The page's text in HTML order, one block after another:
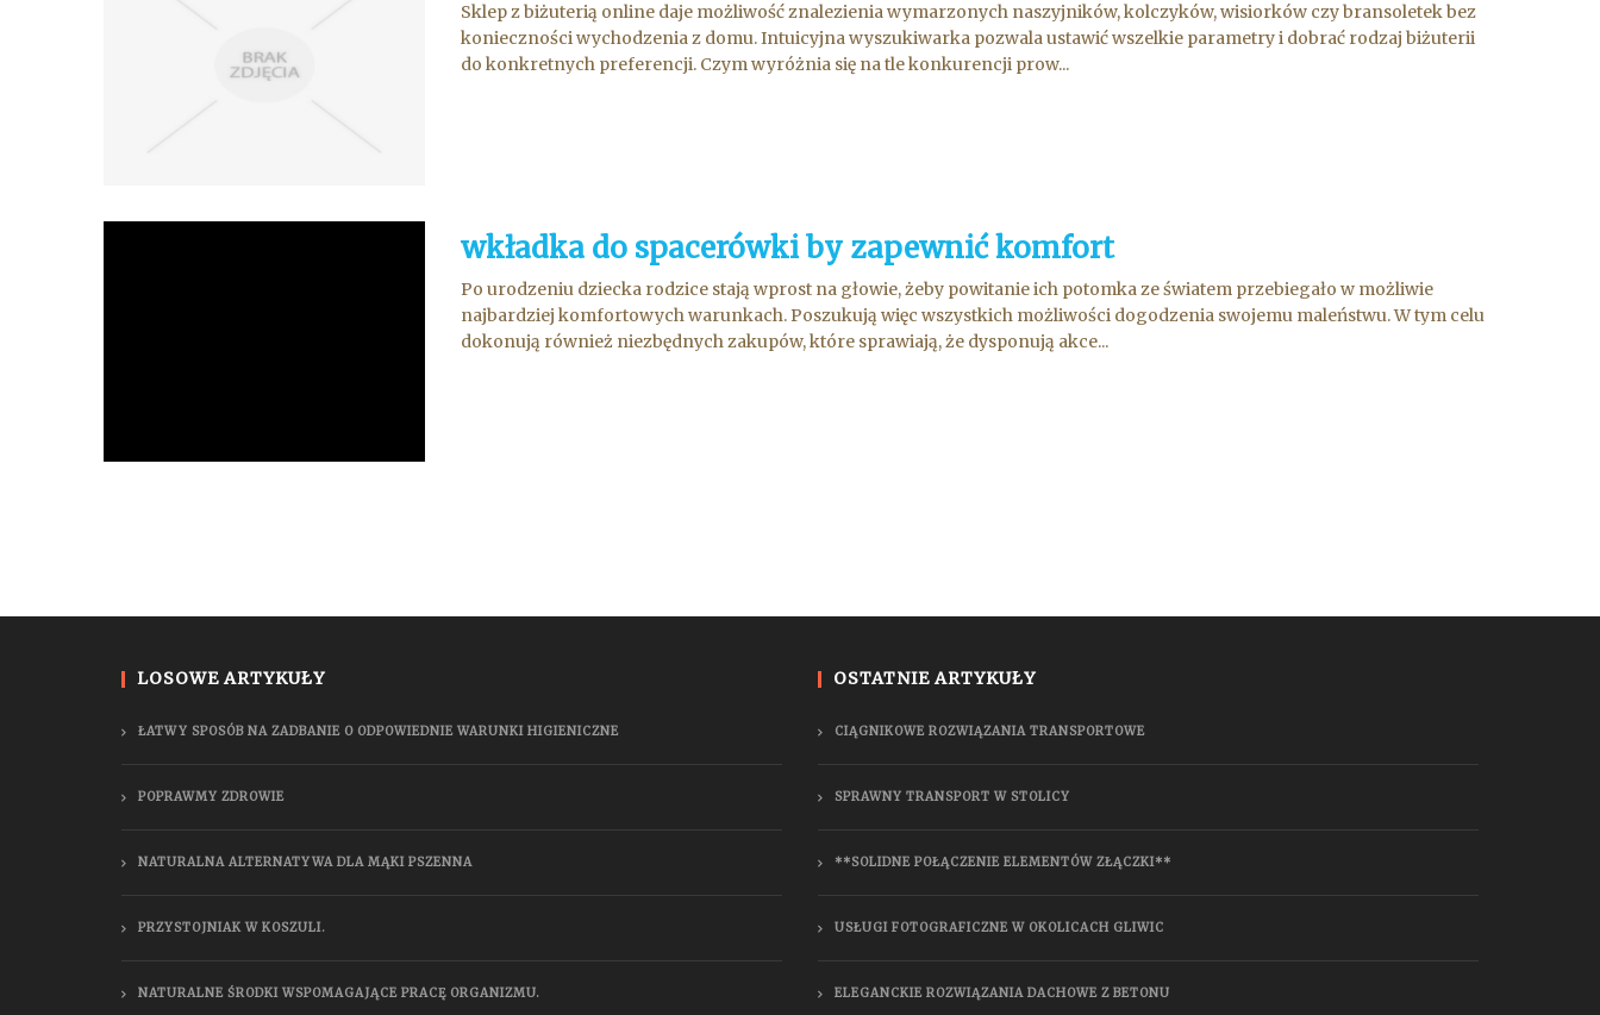
Sklep z biżuterią online daje możliwość znalezienia wymarzonych naszyjników, kolczyków, wisiorków czy bransoletek bez
konieczności wychodzenia z domu. Intuicyjna wyszukiwarka pozwala ustawić wszelkie parametry i dobrać rodzaj biżuterii
do konkretnych preferencji. Czym wyróżnia się na tle konkurencji prow...
wkładka do spacerówki by zapewnić komfort
Po urodzeniu dziecka rodzice stają wprost na głowie, żeby powitanie ich potomka ze światem przebiegało w możliwie
najbardziej komfortowych warunkach. Poszukują więc wszystkich możliwości dogodzenia swojemu maleństwu. W tym celu
dokonują również niezbędnych zakupów, które sprawiają, że dysponują akce...
LOSOWE ARTYKUŁY
ŁATWY SPOSÓB NA ZADBANIE O ODPOWIEDNIE WARUNKI HIGIENICZNE
POPRAWMY ZDROWIE
NATURALNA ALTERNATYWA DLA MĄKI PSZENNA
PRZYSTOJNIAK W KOSZULI.
NATURALNE ŚRODKI WSPOMAGAJĄCE PRACĘ ORGANIZMU.
OSTATNIE ARTYKUŁY
CIĄGNIKOWE ROZWIĄZANIA TRANSPORTOWE
SPRAWNY TRANSPORT W STOLICY
**SOLIDNE POŁĄCZENIE ELEMENTÓW ZŁĄCZKI**
USŁUGI FOTOGRAFICZNE W OKOLICACH GLIWIC
ELEGANCKIE ROZWIĄZANIA DACHOWE Z BETONU